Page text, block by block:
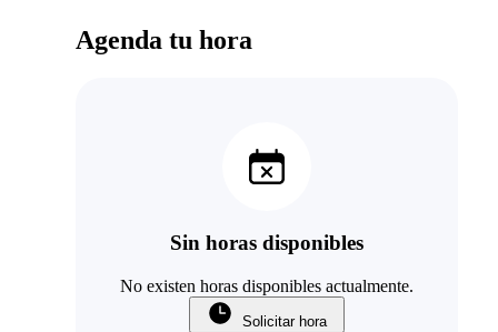
Agenda tu hora
Sin horas disponibles
No existen horas disponibles actualmente.
Solicitar hora